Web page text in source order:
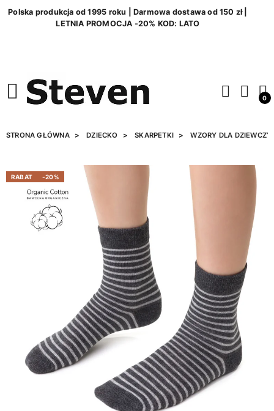
Polska produkcja od 1995 roku | Darmowa dostawa od 150 zł |
LETNIA PROMOCJA -20% KOD: LATO
0
STRONA GŁÓWNA DZIECKO SKARPETKI WZORY DLA
RABAT -20%